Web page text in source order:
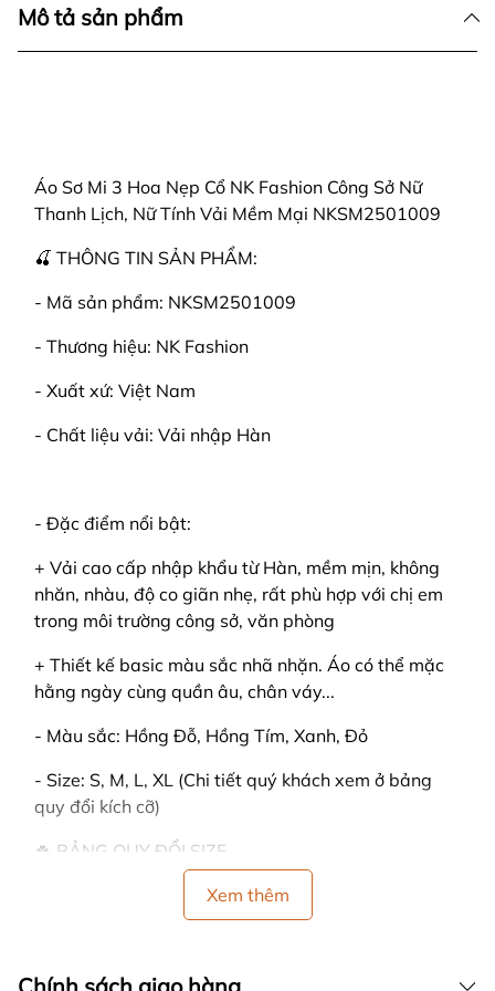
Mô tả sản phẩm
Áo Sơ Mi 3 Hoa Nẹp Cổ NK Fashion Công Sở Nữ
Thanh Lịch, Nữ Tính Vải Mềm Mại NKSM2501009
🍒 THÔNG TIN SẢN PHẨM:
- Mã sản phẩm: NKSM2501009
- Thương hiệu: NK Fashion
- Xuất xứ: Việt Nam
- Chất liệu vải: Vải nhập Hàn
- Đặc điểm nổi bật:
+ Vải cao cấp nhập khẩu từ Hàn, mềm mịn, không
nhăn, nhàu, độ co giãn nhẹ, rất phù hợp với chị em
trong môi trường công sở, văn phòng
+ Thiết kế basic màu sắc nhã nhặn. Áo có thể mặc
hằng ngày cùng quần âu, chân váy...
- Màu sắc: Hồng Đỗ, Hồng Tím, Xanh, Đỏ
- Size: S, M, L, XL (Chi tiết quý khách xem ở bảng
quy đổi kích cỡ)
🍀 BẢNG QUY ĐỔI SIZE
️ Size S : 42-48 kg, cao 148-152 cm, vai 36
️ Size L : 54-59 kg, cao 156-162 cm, vai: 38
Xem thêm